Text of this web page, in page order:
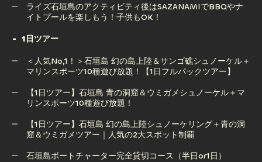
接集合でGoProレンタル無料
石垣島ボートチャーター完全貸切コース（半日or1日）
ライズ石垣島のアクティビティ後はSAZANAMIでBBQやナ
イトプールを楽しもう！子供もOK！
イトプールを楽しもう！子供もOK！
1日ツアー
＜人気No,1！＞石垣島 幻の島上陸＆サンゴ礁シュノーケル＋
マリンスポーツ10種遊び放題！【1日フルパックツアー】
＜人気No,1！＞石垣島 幻の島上陸＆サンゴ礁シュノーケル＋
【1日ツアー】石垣島 青の洞窟＆ウミガメシュノーケル＋マ
リンスポーツ10種遊び放題！
【1日ツアー】石垣島 青の洞窟＆ウミガメシュノーケル＋マ
【1日ツアー】石垣島 幻の島上陸シュノーケリング＋青の洞
窟＆ウミガメツアー｜人気の2大スポット制覇
石垣島ボートチャーター完全貸切コース（半日or1日）